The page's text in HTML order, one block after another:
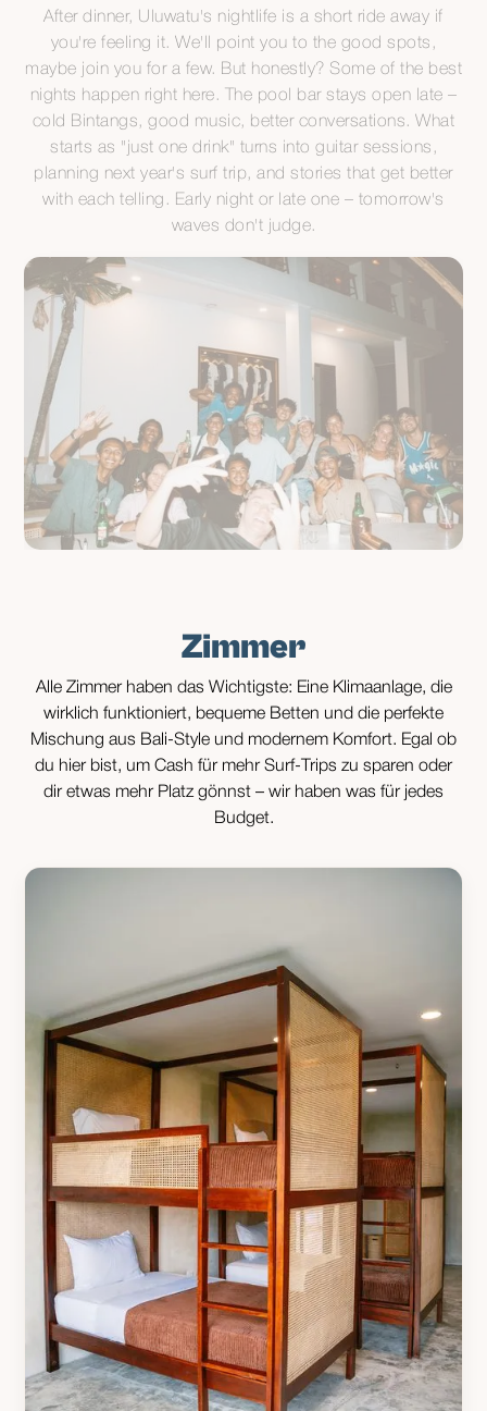
After dinner, Uluwatu's nightlife is a short ride away if
you're feeling it. We'll point you to the good spots,
maybe join you for a few. But honestly? Some of the best
nights happen right here. The pool bar stays open late –
cold Bintangs, good music, better conversations. What
starts as "just one drink" turns into guitar sessions,
planning next year's surf trip, and stories that get better
with each telling. Early night or late one – tomorrow's
waves don't judge.
Zimmer
Alle Zimmer haben das Wichtigste: Eine Klimaanlage, die
wirklich funktioniert, bequeme Betten und die perfekte
Mischung aus Bali-Style und modernem Komfort. Egal ob
du hier bist, um Cash für mehr Surf-Trips zu sparen oder
dir etwas mehr Platz gönnst – wir haben was für jedes
Budget.